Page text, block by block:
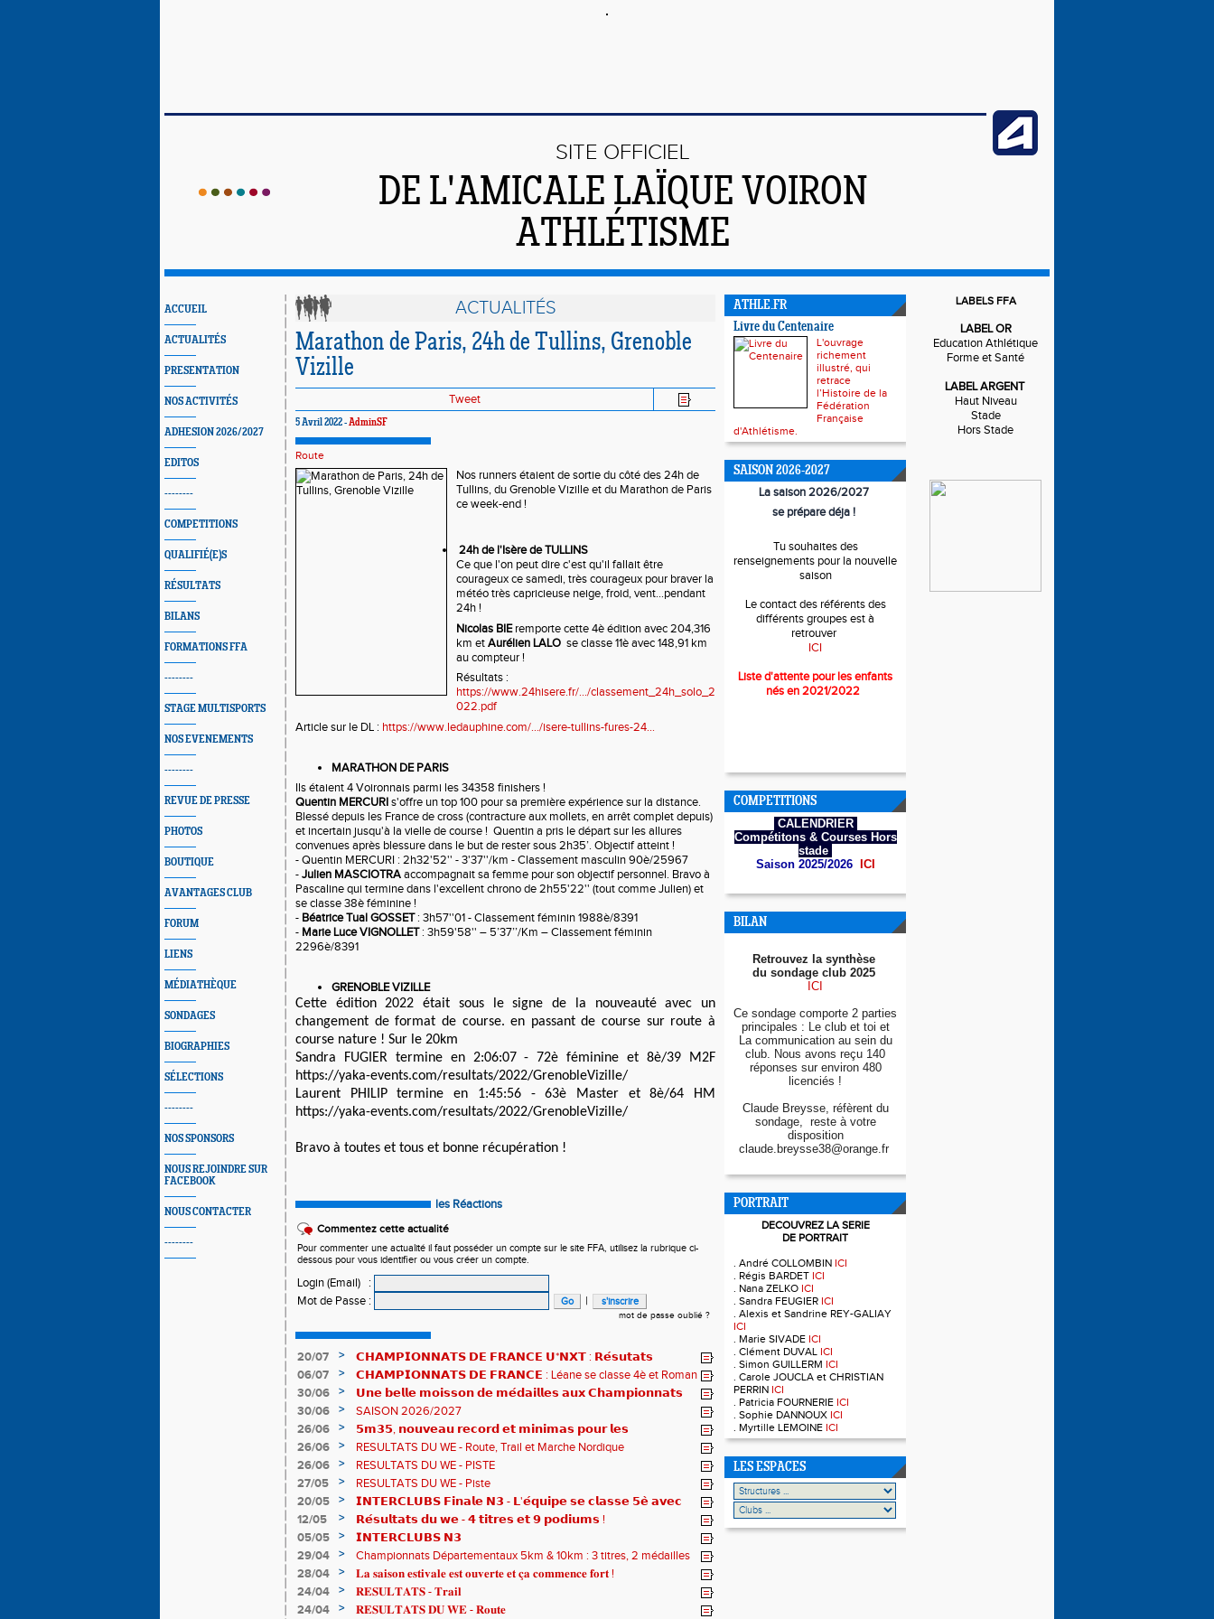
SITE OFFICIEL
DE L'AMICALE LAÏQUE VOIRON
ATHLÉTISME
ACCUEIL
ACTUALITÉS
PRESENTATION
NOS ACTIVITÉS
ADHESION 2026/2027
EDITOS
--------
COMPETITIONS
QUALIFIÉ(E)S
RÉSULTATS
BILANS
FORMATIONS FFA
--------
STAGE MULTISPORTS
NOS EVENEMENTS
--------
REVUE DE PRESSE
PHOTOS
BOUTIQUE
AVANTAGES CLUB
FORUM
LIENS
MÉDIATHÈQUE
SONDAGES
BIOGRAPHIES
SÉLECTIONS
--------
NOS SPONSORS
NOUS REJOINDRE SUR
FACEBOOK
NOUS CONTACTER
--------
ACTUALITÉS
Marathon de Paris, 24h de Tullins, Grenoble
Vizille
Tweet
5 Avril 2022 -AdminSF
Route
Nos runners étaient de sortie du côté des 24h de
Tullins, du Grenoble Vizille et du Marathon de Paris
ce week-end !
24h de l'Isère de TULLINS
Ce que l'on peut dire c'est qu'il fallait être
courageux ce samedi, très courageux pour braver la
météo très capricieuse neige, froid, vent...pendant
24h !
Nicolas BIE remporte cette 4è édition avec 204,316
km et Aurélien LALO se classe 11è avec 148,91 km
au compteur !
https://www.24hisere.fr/.../classement_24h_solo_2
022.pdf
Article sur le DL : https://www.ledauphine.com/.../isere-tullins-fures-24...
MARATHON DE PARIS
Ils étaient 4 Voironnais parmi les 34358 finishers !
Quentin MERCURI s'offre un top 100 pour sa première expérience sur la distance.
Blessé depuis les France de cross (contracture aux mollets, en arrêt complet depuis)
et incertain jusqu'à la vielle de course !  Quentin a pris le départ sur les allures
convenues après blessure dans le but de rester sous 2h35’. Objectif atteint !
- Quentin MERCURI : 2h32'52'' - 3'37''/km - Classement masculin 90è/25967
- Julien MASCIOTRA accompagnait sa femme pour son objectif personnel. Bravo à
Pascaline qui termine dans l'excellent chrono de 2h55'22'' (tout comme Julien) et
se classe 38è féminine !
- Béatrice Tual GOSSET : 3h57''01 - Classement féminin 1988è/8391
- Marie Luce VIGNOLLET : 3h59'58'' – 5’37’’/Km – Classement féminin
2296è/8391
GRENOBLE VIZILLE
Cette édition 2022 était sous le signe de la nouveauté avec un
changement de format de course. en passant de course sur route à
course nature ! Sur le 20km
Sandra FUGIER termine en 2:06:07 - 72è féminine et
https://yaka-events.com/resultats/2022/GrenobleVizille/
https://yaka-events.com/resultats/2022/GrenobleVizille/
Bravo à toutes et tous et bonne récupération !
les Réactions
Commentez cette actualité
Pour commenter une actualité il faut posséder un compte sur le site FFA, utilisez la rubrique ci-
dessous pour vous identifier ou vous créer un compte.
Login (Email)
:
Mot de Passe : |
mot de passe oublié ?
20/07 >
𝗖𝗛𝗔𝗠𝗣𝗜𝗢𝗡𝗡𝗔𝗧𝗦 𝗗𝗘 𝗙𝗥𝗔𝗡𝗖𝗘 𝗨*𝗡𝗫𝗧 : 𝗥𝗲́𝘀𝘂𝘁𝗮𝘁𝘀
𝗵𝗶𝘀𝘁𝗼𝗿𝗶𝗾𝘂𝗲𝘀 !
06/07 >
𝗖𝗛𝗔𝗠𝗣𝗜𝗢𝗡𝗡𝗔𝗧𝗦 𝗗𝗘 𝗙𝗥𝗔𝗡𝗖𝗘 : Léane se classe 4è et Roman
83è !
30/06 >
𝗨𝗻𝗲 𝗯𝗲𝗹𝗹𝗲 𝗺𝗼𝗶𝘀𝘀𝗼𝗻 𝗱𝗲 𝗺𝗲́𝗱𝗮𝗶𝗹𝗹𝗲𝘀 𝗮𝘂𝘅 𝗖𝗵𝗮𝗺𝗽𝗶𝗼𝗻𝗻𝗮𝘁𝘀
𝗔𝗨𝗥𝗔 !
30/06 >
SAISON 2026/2027
26/06
>
𝟱𝗺𝟯𝟱, 𝗻𝗼𝘂𝘃𝗲𝗮𝘂 𝗿𝗲𝗰𝗼𝗿𝗱 𝗲𝘁 𝗺𝗶𝗻𝗶𝗺𝗮𝘀 𝗽𝗼𝘂𝗿 𝗹𝗲𝘀
𝗖𝗵𝗮𝗺𝗽𝗶𝗼𝗻𝗻𝗮𝘁𝘀 𝗱𝘂 𝗠𝗼𝗻𝗱𝗲 𝗨𝟮𝟬 𝗽𝗼𝘂𝗿 𝗔𝗹𝗼𝗶̈𝘀 !
26/06 >
RESULTATS DU WE - Route, Trail et Marche Nordique
26/06
>
RESULTATS DU WE - PISTE
27/05
>
RESULTATS DU WE - Piste
20/05
>
𝗜𝗡𝗧𝗘𝗥𝗖𝗟𝗨𝗕𝗦 𝗙𝗶𝗻𝗮𝗹𝗲 𝗡𝟯 - 𝗟'𝗲́𝗾𝘂𝗶𝗽𝗲 𝘀𝗲 𝗰𝗹𝗮𝘀𝘀𝗲 𝟱𝗲̀ 𝗮𝘃𝗲𝗰
𝟯𝟮𝟰𝟮𝟳𝗽𝘁𝘀
12/05 >
𝗥𝗲́𝘀𝘂𝗹𝘁𝗮𝘁𝘀 𝗱𝘂 𝘄𝗲 - 𝟰 𝘁𝗶𝘁𝗿𝗲𝘀 𝗲𝘁 𝟵 𝗽𝗼𝗱𝗶𝘂𝗺𝘀 !
05/05
>
𝗜𝗡𝗧𝗘𝗥𝗖𝗟𝗨𝗕𝗦 𝗡𝟯
29/04
>
Championnats Départementaux 5km & 10km : 3 titres, 2 médailles
de bronze et un max de plaisir pour tous !
28/04 >
𝐋𝐚 𝐬𝐚𝐢𝐬𝐨𝐧 𝐞𝐬𝐭𝐢𝐯𝐚𝐥𝐞 𝐞𝐬𝐭 𝐨𝐮𝐯𝐞𝐫𝐭𝐞 𝐞𝐭 𝐜̧𝐚 𝐜𝐨𝐦𝐦𝐞𝐧𝐜𝐞 𝐟𝐨𝐫𝐭 !
24/04
>
𝐑𝐄𝐒𝐔𝐋𝐓𝐀𝐓𝐒 - 𝐓𝐫𝐚𝐢𝐥
24/04
>
𝐑𝐄𝐒𝐔𝐋𝐓𝐀𝐓𝐒 𝐃𝐔 𝐖𝐄 - 𝐑𝐨𝐮𝐭𝐞
ATHLE.FR
Livre du Centenaire
L'ouvrage
richement
illustré, qui
retrace
l’Histoire de la
Fédération
Française
d'Athlétisme.
SAISON 2026-2027
La saison 2026/2027
se prépare déja !
Tu souhaites des
renseignements pour la nouvelle
saison
Le contact des référents des
différents groupes est à
retrouver
ICI
Liste d'attente pour les enfants
nés en 2021/2022
COMPETITIONS
CALENDRIER
Compétitons & Courses Hors
stade
Saison 2025/2026
ICI
BILAN
Retrouvez la synthèse
du sondage club 2025
ICI
Ce sondage comporte 2 parties
principales : Le club et toi et
La communication au sein du
club. Nous avons reçu 140
réponses sur environ 480
licenciés !
Claude Breysse, réfèrent du
sondage, reste à votre
disposition
claude.breysse38@orange.fr
PORTRAIT
DECOUVREZ LA SERIE
DE PORTRAIT
. André COLLOMBIN ICI
. Régis BARDET ICI
. Nana ZELKO ICI
. Sandra FEUGIER ICI
. Alexis et Sandrine REY-GALIAY
ICI
. Marie SIVADE ICI
. Clément DUVAL ICI
. Simon GUILLERM ICI
. Carole JOUCLA et CHRISTIAN
PERRIN ICI
. Patricia FOURNERIE ICI
. Sophie DANNOUX ICI
. Myrtille LEMOINE ICI
LES ESPACES
LABELS FFA
LABEL OR
Education Athlétique
Forme et Santé
LABEL ARGENT
Haut Niveau
Stade
Hors Stade